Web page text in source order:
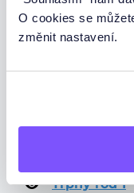
O cookies se
změnit nastavení.
werden a
všechny
Trpný rod 1